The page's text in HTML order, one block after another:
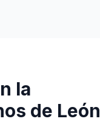
la
de León